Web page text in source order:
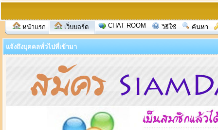
หน้าแรก เว็บบอร์ด CHAT ROOM วิธีใช้ ค้นหา
แจ้งถึงบุคคลทั่วไปที่เข้ามา